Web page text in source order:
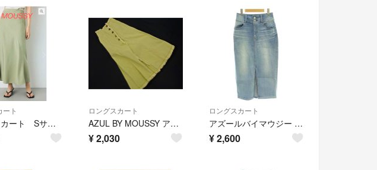
ート
ロングスカート Sサイズ（カーキ）
ロングスカート
AZUL BY MOUSSY アズールバイマウジー カットオフ ハイウエスト 巻き ラップ スカート sizeS/黄緑 ■■ レディース
¥2,030
ロングスカート
アズールバイマウジー ハイウエストデニムロングスカート タイト L ライトブルー
¥2,600